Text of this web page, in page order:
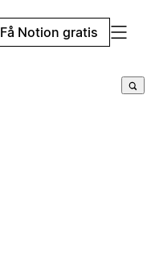
Få Notion gratis